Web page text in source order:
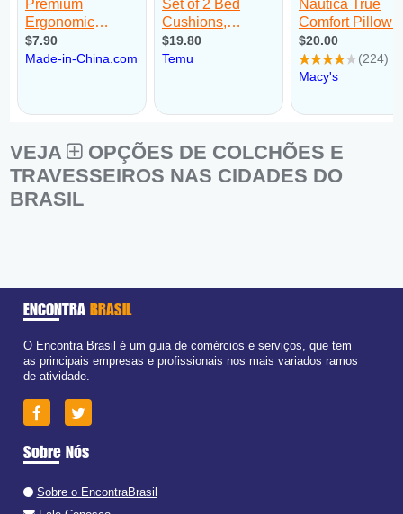
VEJA
OPÇÕES DE COLCHÕES E
TRAVESSEIROS NAS CIDADES DO
BRASIL
ENCONTRA BRASIL
O Encontra Brasil é um guia de comércios e serviços, que tem
as principais empresas e profissionais nos mais variados ramos
de atividade.
Sobre Nós
Sobre o EncontraBrasil